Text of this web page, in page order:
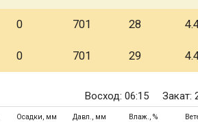
0 701 28
0 701 29
Восход: 06:15 Закат:
Осадки, мм Давл., мм Влаж., %